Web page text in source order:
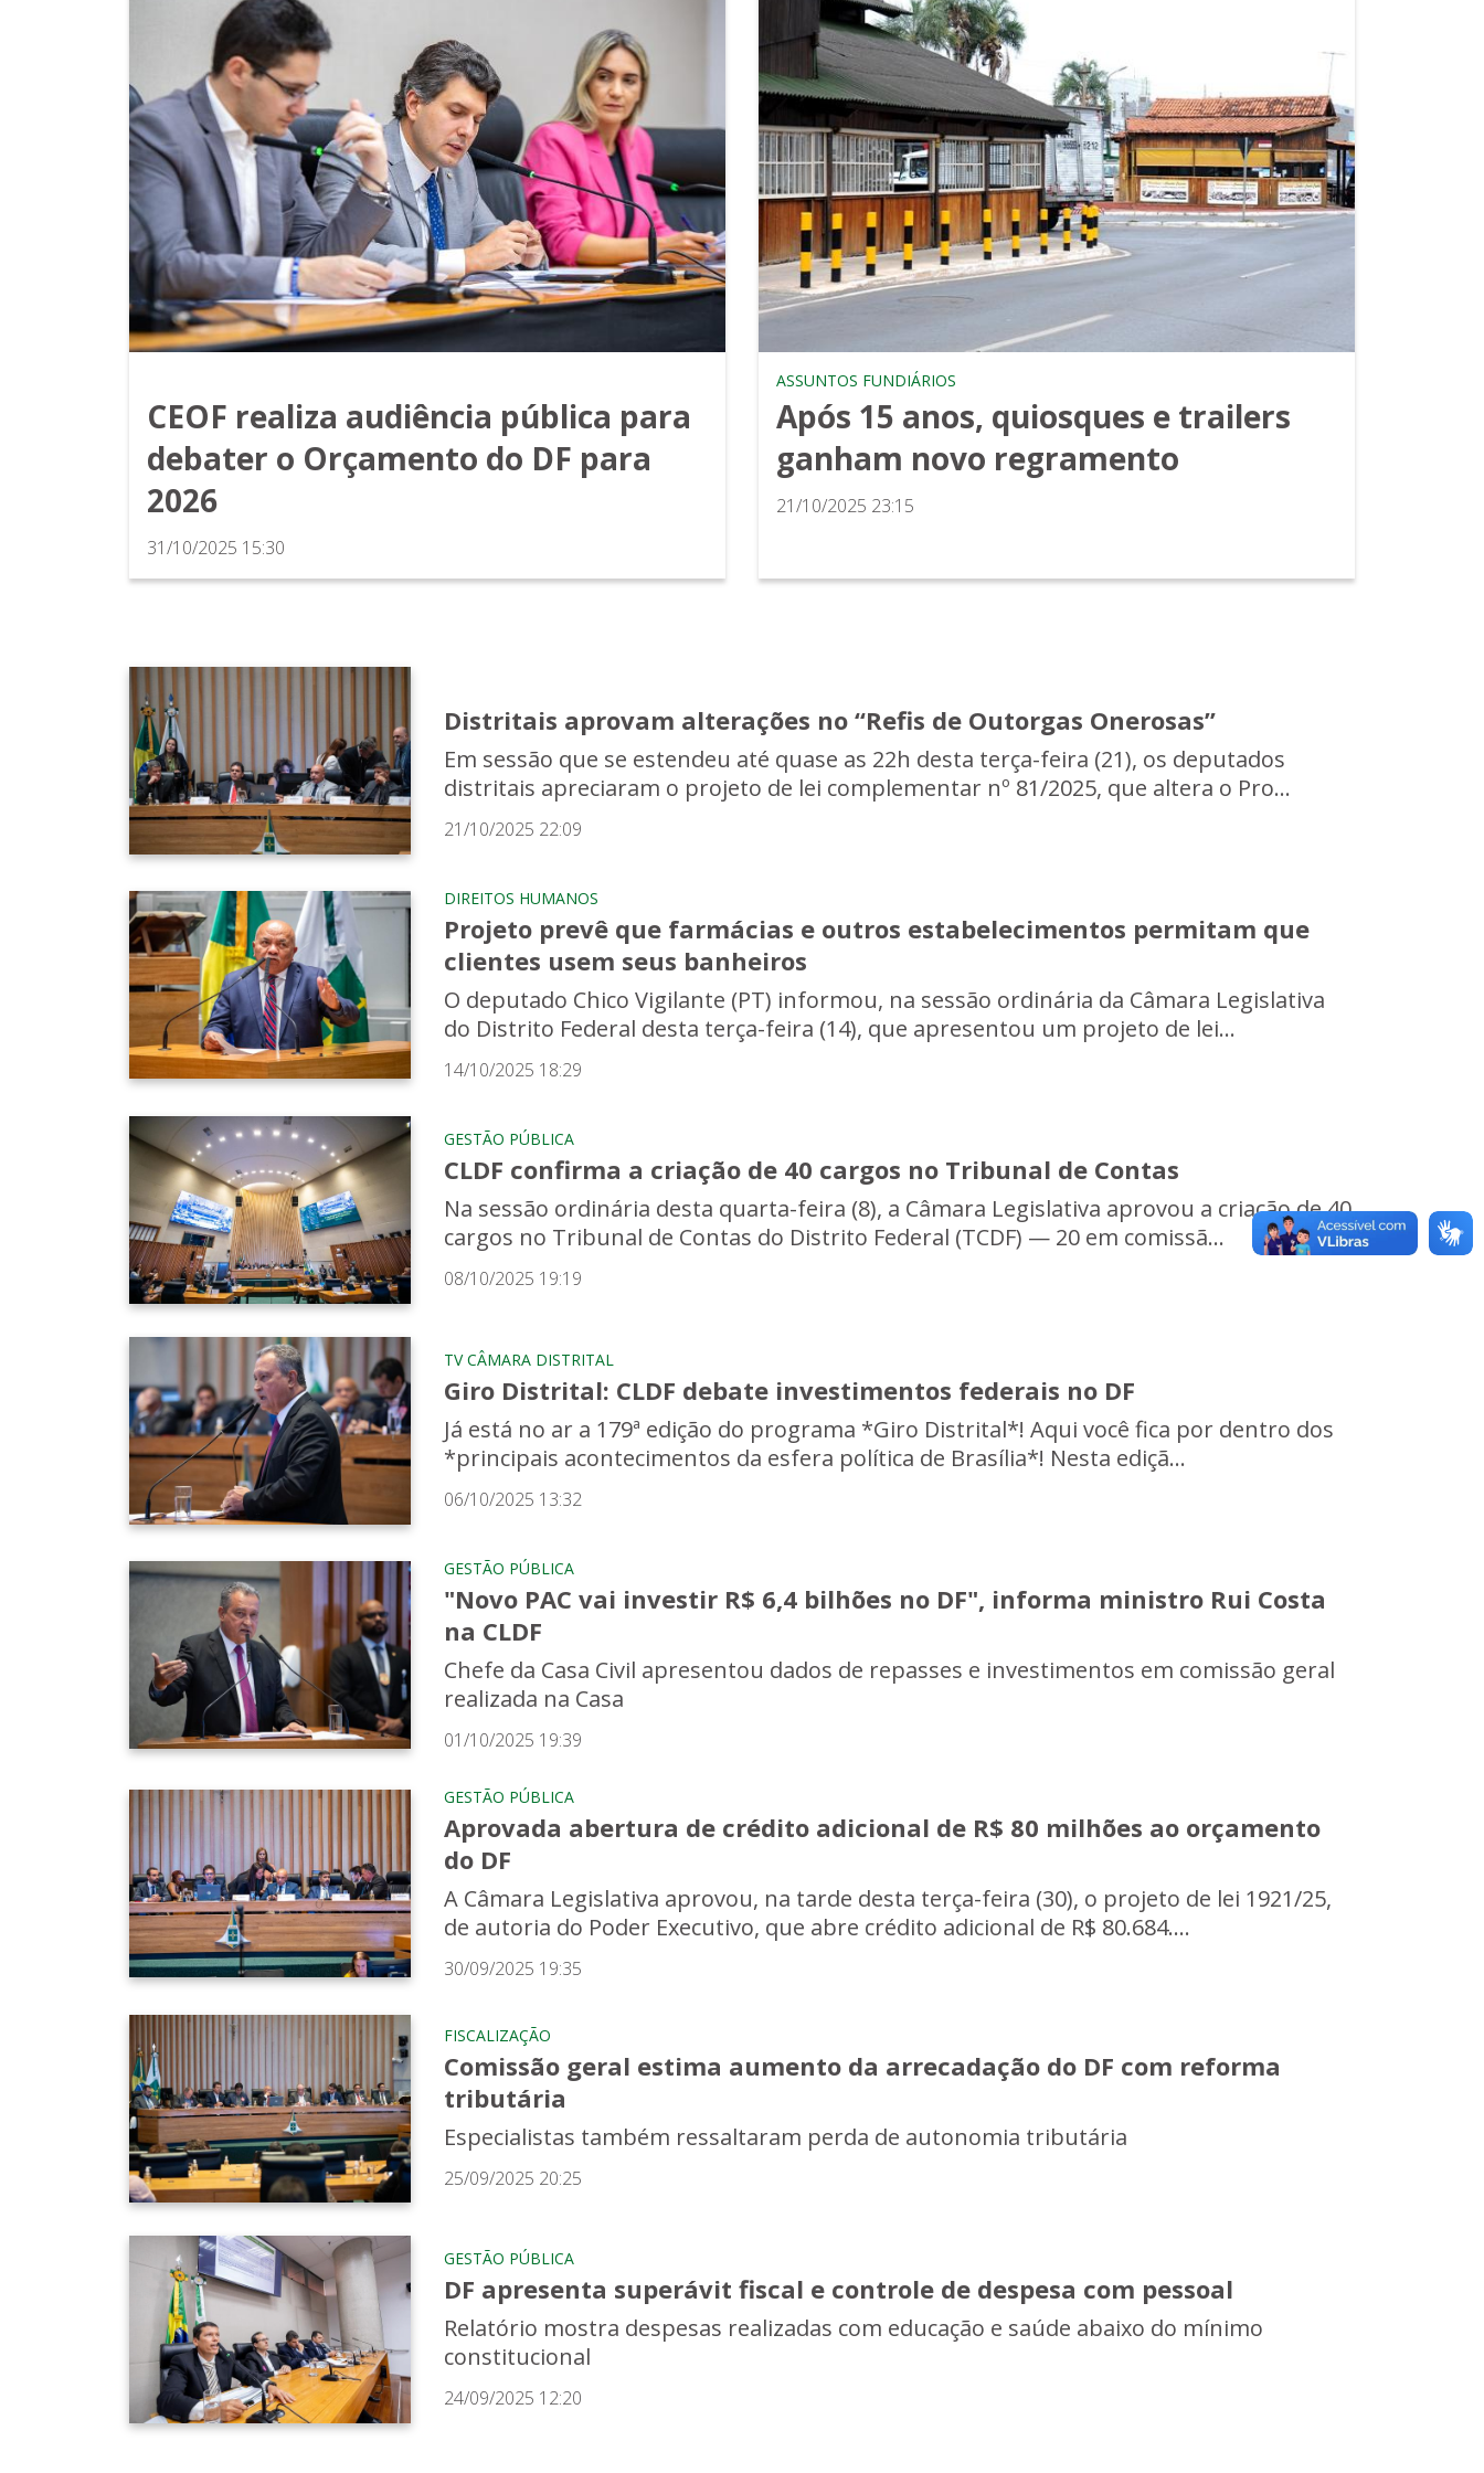
CEOF realiza audiência pública para
debater o Orçamento do DF para
2026
31/10/2025 15:30
ASSUNTOS FUNDIÁRIOS
Após 15 anos, quiosques e trailers
ganham novo regramento
21/10/2025 23:15
Distritais aprovam alterações no “Refis de Outorgas Onerosas”
Em sessão que se estendeu até quase as 22h desta terça-feira (21), os deputados
distritais apreciaram o projeto de lei complementar nº 81/2025, que altera o Pro...
21/10/2025 22:09
DIREITOS HUMANOS
Projeto prevê que farmácias e outros estabelecimentos permitam que
clientes usem seus banheiros
O deputado Chico Vigilante (PT) informou, na sessão ordinária da Câmara Legislativa
do Distrito Federal desta terça-feira (14), que apresentou um projeto de lei...
14/10/2025 18:29
GESTÃO PÚBLICA
CLDF confirma a criação de 40 cargos no Tribunal de Contas
Na sessão ordinária desta quarta-feira (8), a Câmara Legislativa aprovou a criação de 40
cargos no Tribunal de Contas do Distrito Federal (TCDF) — 20 em comissã...
08/10/2025 19:19
TV CÂMARA DISTRITAL
Giro Distrital: CLDF debate investimentos federais no DF
Já está no ar a 179ª edição do programa *Giro Distrital*! Aqui você fica por dentro dos
*principais acontecimentos da esfera política de Brasília*! Nesta ediçã...
06/10/2025 13:32
GESTÃO PÚBLICA
"Novo PAC vai investir R$ 6,4 bilhões no DF", informa ministro Rui Costa
na CLDF
Chefe da Casa Civil apresentou dados de repasses e investimentos em comissão geral
realizada na Casa
01/10/2025 19:39
GESTÃO PÚBLICA
Aprovada abertura de crédito adicional de R$ 80 milhões ao orçamento
do DF
A Câmara Legislativa aprovou, na tarde desta terça-feira (30), o projeto de lei 1921/25,
de autoria do Poder Executivo, que abre crédito adicional de R$ 80.684....
30/09/2025 19:35
FISCALIZAÇÃO
Comissão geral estima aumento da arrecadação do DF com reforma
tributária
Especialistas também ressaltaram perda de autonomia tributária
25/09/2025 20:25
GESTÃO PÚBLICA
DF apresenta superávit fiscal e controle de despesa com pessoal
Relatório mostra despesas realizadas com educação e saúde abaixo do mínimo
constitucional
24/09/2025 12:20